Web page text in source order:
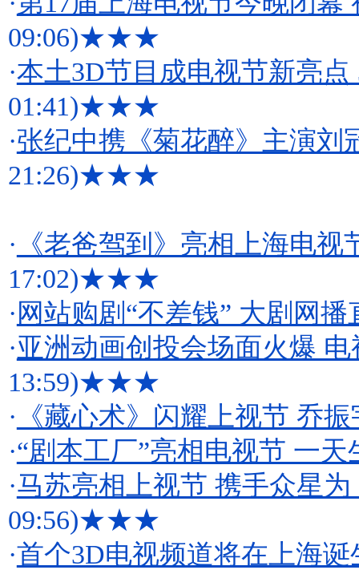
09:06)★★★
·本土3D节目成电视节新亮
01:41)★★★
·张纪中携《菊花醉》主演刘
21:26)★★★
· 《老爸驾到》亮相上海电
17:02)★★★
· 网站购剧“不差钱” 大剧网播
·亚洲动画创投会场面火爆
13:59)★★★
· 《藏心术》闪耀上视节 乔
·“剧本工厂”亮相电视节 一天
·马苏亮相上视节 携手众星
09:56)★★★
·首个3D电视频道将在上海